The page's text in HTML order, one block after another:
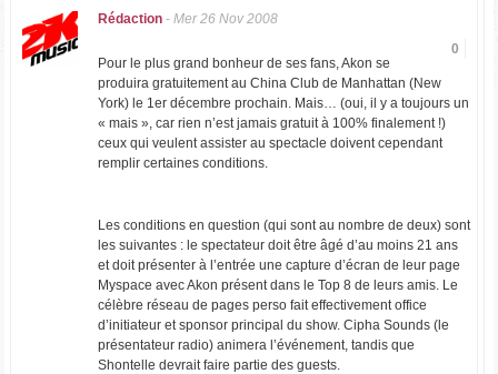
Rédaction- Mer 26 Nov 2008
0
Pour le plus grand bonheur de ses fans, Akon se
produira gratuitement au China Club de Manhattan (New
York) le 1er décembre prochain. Mais… (oui, il y a toujours un
« mais », car rien n’est jamais gratuit à 100% finalement !)
ceux qui veulent assister au spectacle doivent cependant
remplir certaines conditions.
Les conditions en question (qui sont au nombre de deux) sont
les suivantes : le spectateur doit être âgé d’au moins 21 ans
et doit présenter à l’entrée une capture d’écran de leur page
Myspace avec Akon présent dans le Top 8 de leurs amis. Le
célèbre réseau de pages perso fait effectivement office
d’initiateur et sponsor principal du show. Cipha Sounds (le
présentateur radio) animera l’événement, tandis que
Shontelle devrait faire partie des guests.